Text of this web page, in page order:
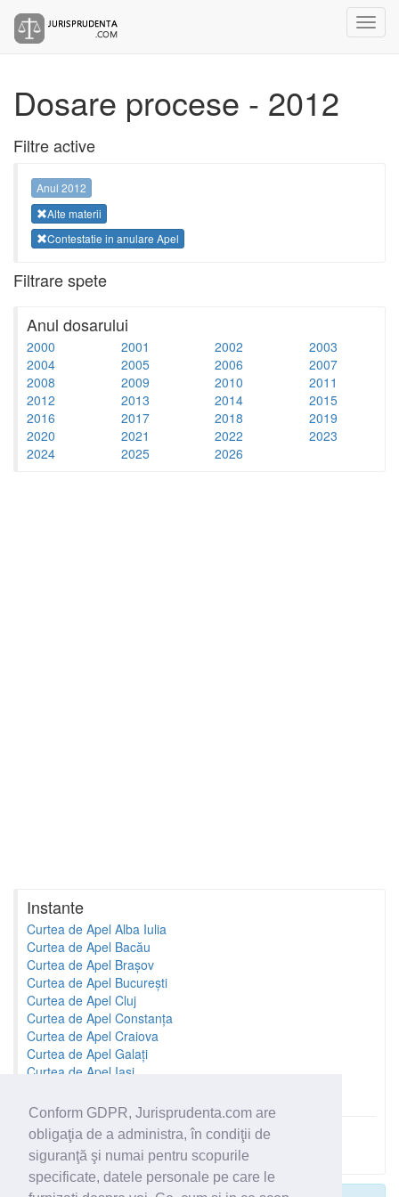
Conform GDPR, Jurisprudenta.com are
obligaţia de a administra, în condiţii de
siguranţă şi numai pentru scopurile
specificate, datele personale pe care le
Dosare procese - 2012
Filtre active
Anul 2012
Alte materii
Contestatie in anulare Apel
Filtrare spete
Anul dosarului
2000 2001 2002
2003
2004
2005 2006
2007
2008
2009 2010
2011
2012
2013 2014
2015
2016
2017 2018
2019
2020
2021 2022
2023
2024
2025 2026
Instante
Curtea de Apel Alba Iulia
Curtea de Apel Bacău
Curtea de Apel Brașov
Curtea de Apel București
Curtea de Apel Cluj
Curtea de Apel Constanța
Curtea de Apel Craiova
Curtea de Apel Galați
Curtea de Apel Iași
Toate instantele